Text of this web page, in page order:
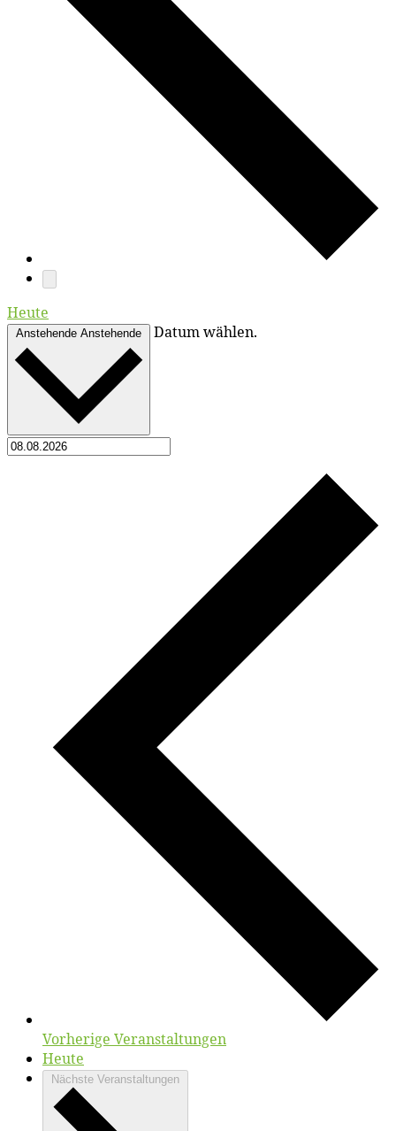
Heute
Anstehende Anstehende Datum wählen.
Vorherige Veranstaltungen
Heute
Nächste Veranstaltungen